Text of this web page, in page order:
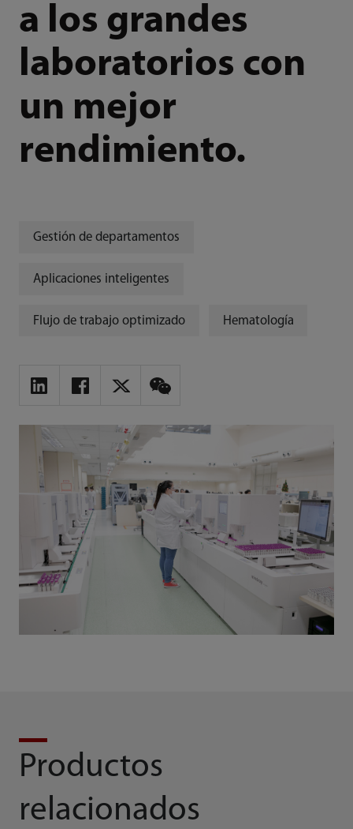
a los grandes
laboratorios con
un mejor
rendimiento.
Gestión de departamentos
Aplicaciones inteligentes
Flujo de trabajo optimizado Hematología
Productos
relacionados